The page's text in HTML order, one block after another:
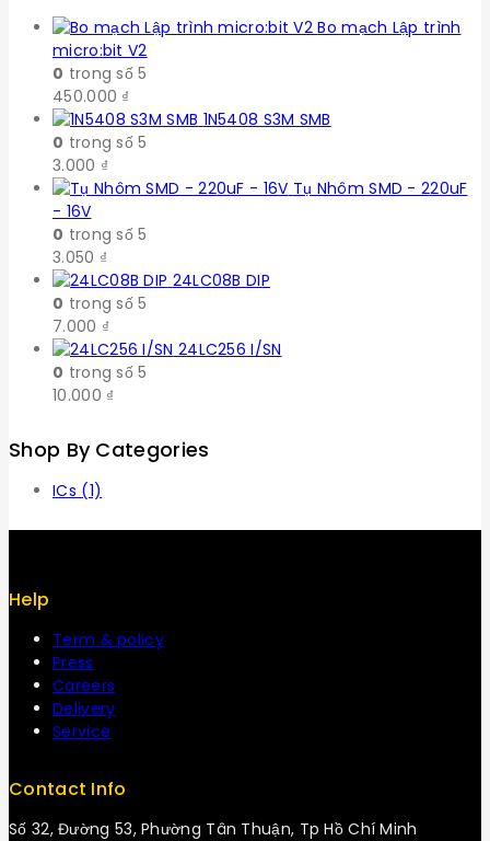
Bo mạch Lập trình
micro:bit V2
0 trong số 5
450.000 ₫
1N5408 S3M SMB
0 trong số 5
3.000 ₫
Tụ Nhôm SMD - 220uF
- 16V
0 trong số 5
3.050 ₫
24LC08B DIP
0 trong số 5
7.000 ₫
24LC256 I/SN
0 trong số 5
10.000 ₫
Shop By Categories
ICs (1)
Help
Term & policy
Press
Careers
Delivery
Service
Contact Info
Số 32, Đường 53, Phường Tân Thuận, Tp Hồ Chí Minh